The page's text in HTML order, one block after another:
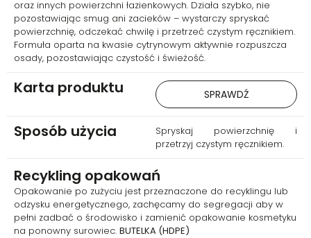
środowiska. Produkt jest
bezpieczny dla naturalnej
mikroflory w przydomowych
oczyszczalniach ścieków, dzięki
czemu możesz dbać o czystość
oraz innych powierzchni łazienkowych. Działa szybko, nie
pozostawiając smug ani zacieków – wystarczy spryskać
powierzchnię, odczekać chwilę i przetrzeć czystym ręcznikiem.
Formuła oparta na kwasie cytrynowym aktywnie rozpuszcza
osady, pozostawiając czystość i świeżość.
Karta produktu SPRAWDŹ
Sposób użycia
Spryskaj powierzchnię i
przetrzyj czystym ręcznikiem.
Recykling opakowań
Opakowanie po zużyciu jest przeznaczone do recyklingu lub
odzysku energetycznego, zachęcamy do segregacji aby w
pełni zadbać o środowisko i zamienić opakowanie kosmetyku
na ponowny surowiec. BUTELKA (HDPE)